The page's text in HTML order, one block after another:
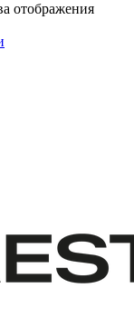
отображения